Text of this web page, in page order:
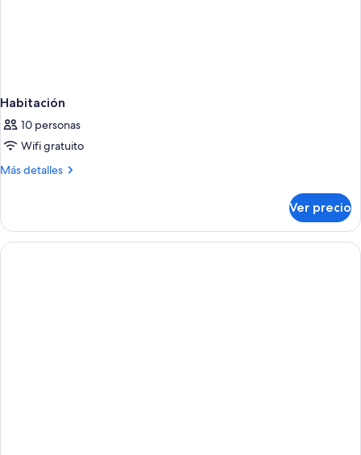
Habitación
10 personas
Wifi gratuito
Más detalles
Más
Ver precio